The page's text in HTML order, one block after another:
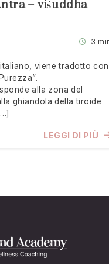
– viśuddha
3
viene tradotto con
alla zona del
ghiandola della tiroide
LEGGI DI PIÙ